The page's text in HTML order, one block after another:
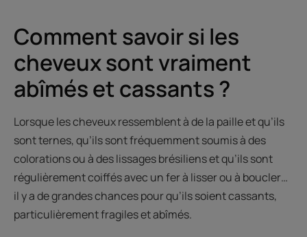
Comment savoir si les
cheveux sont vraiment
abîmés et cassants ?
Lorsque les cheveux ressemblent à de la paille et qu’ils
sont ternes, qu’ils sont fréquemment soumis à des
colorations ou à des lissages brésiliens et qu’ils sont
régulièrement coiffés avec un fer à lisser ou à boucler…
il y a de grandes chances pour qu’ils soient cassants,
particulièrement fragiles et abîmés.